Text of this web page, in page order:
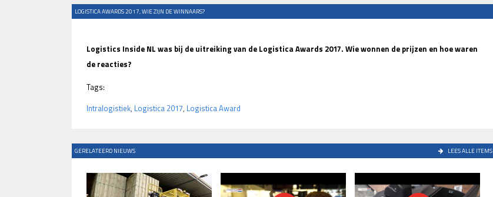
LOGISTICA AWARDS 2017, WIE ZIJN DE WINNAARS?
Logistics Inside NL was bij de uitreiking van de Logistica Awards 2017. Wie wonnen de prijzen en hoe waren
de reacties?
Tags:
Intralogistiek, Logistica 2017, Logistica Award
GERELATEERD NIEUWS LEES ALLE ITEMS